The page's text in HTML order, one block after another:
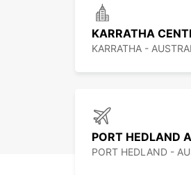
KARRATHA
KARRATHA -
PORT HEDLAND
PORT HEDLAND -